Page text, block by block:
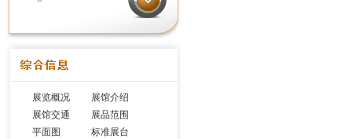
展览概况
展馆介绍
展馆交通
展品范围
平面图
标准展台